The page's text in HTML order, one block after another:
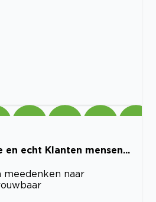
en echt Klanten mensen...
meedenken naar